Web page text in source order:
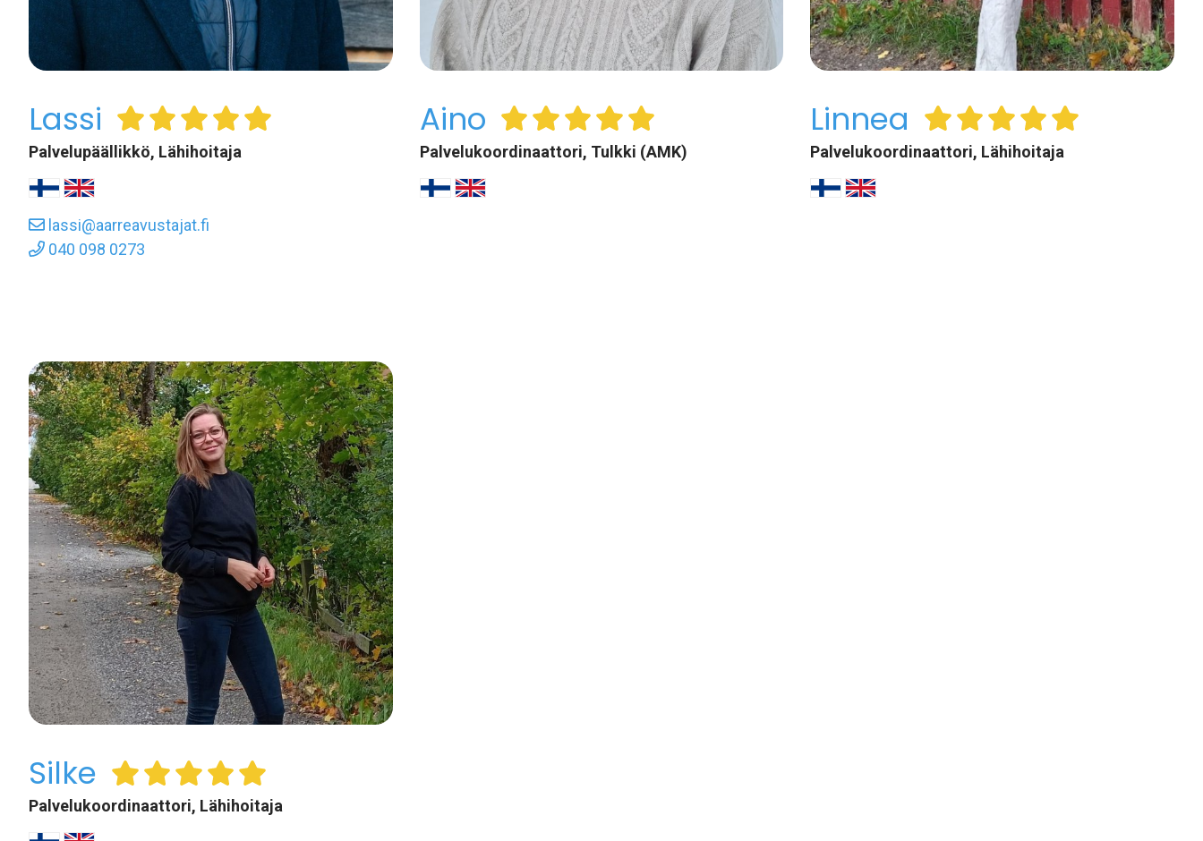
Lassi
Palvelupäällikkö, Lähihoitaja
lassi@aarreavustajat.fi
040 098 0273
Aino
Palvelukoordinaattori, Tulkki (AMK)
Linnea
Palvelukoordinaattori, Lähihoitaja
Silke
Palvelukoordinaattori, Lähihoitaja